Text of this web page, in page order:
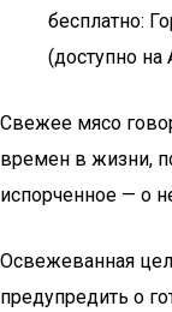
бесплатно:
(доступно на
Свежее мясо
времен в жизни,
испорченное — о
Освежеванная
предупредить о